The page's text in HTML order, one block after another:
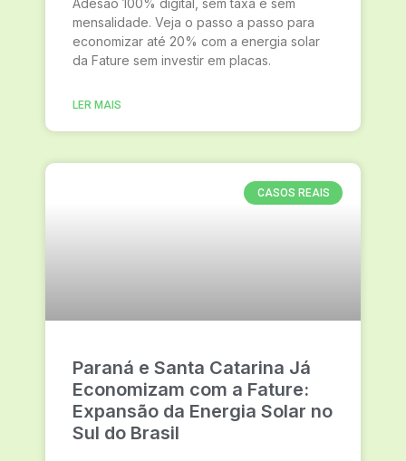
mensalidade. Veja o passo a passo para
economizar até 20% com a energia solar
da Fature sem investir em placas.
LER MAIS
CASOS REAIS
Paraná e Santa Catarina Já
Economizam com a Fature:
Expansão da Energia Solar no
Sul do Brasil